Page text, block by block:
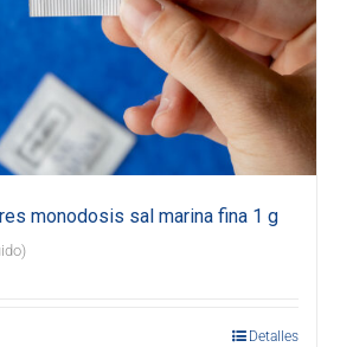
monodosis sal marina fina 1 g
Detalles